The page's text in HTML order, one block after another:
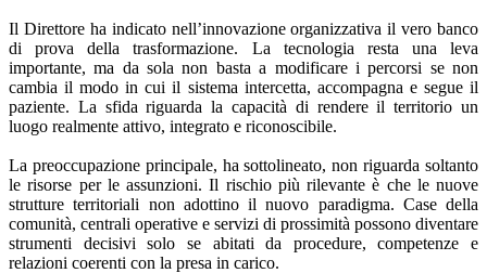
Il Direttore ha indicato nell’innovazione organizzativa il vero banco
di prova della trasformazione. La tecnologia resta una leva
importante, ma da sola non basta a modificare i percorsi se non
cambia il modo in cui il sistema intercetta, accompagna e segue il
paziente. La sfida riguarda la capacità di rendere il territorio un
luogo realmente attivo, integrato e riconoscibile.
La preoccupazione principale, ha sottolineato, non riguarda soltanto
le risorse per le assunzioni. Il rischio più rilevante è che le nuove
strutture territoriali non adottino il nuovo paradigma. Case della
comunità, centrali operative e servizi di prossimità possono diventare
strumenti decisivi solo se abitati da procedure, competenze e
relazioni coerenti con la presa in carico.